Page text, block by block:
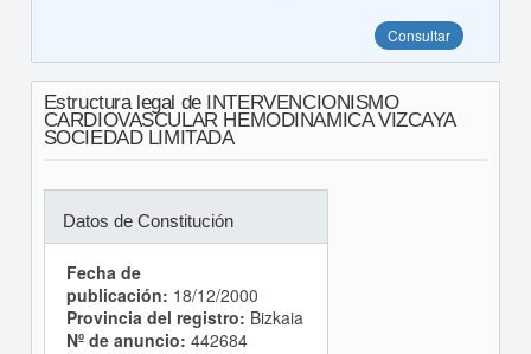
Consultar
Estructura legal de INTERVENCIONISMO
CARDIOVASCULAR HEMODINAMICA VIZCAYA
SOCIEDAD LIMITADA
Datos de Constitución
Fecha de
publicación: 18/12/2000
Provincia del registro: Bizkaia
Nº de anuncio: 442684